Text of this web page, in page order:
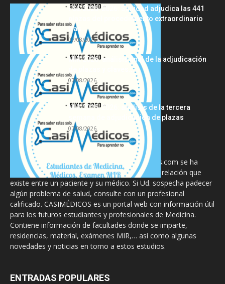
FSE 2025-2026: Sanidad adjudica las 441
plazas del procedimiento extraordinario
tras...
07/08/2026
MIR 2026: análisis final de la adjudicación
de plazas y claves...
07/08/2026
MIR 2025-2026: análisis de la tercera
semana de adjudicación de plazas
07/08/2026
La información proporcionada en CasiMedicos.com se ha
diseñado para complementar, no substituir, la relación que
existe entre un paciente y su médico. Si Ud. sospecha padecer
algún problema de salud, consulte con un profesional
calificado. CASIMÉDICOS es un portal web con información útil
para los futuros estudiantes y profesionales de Medicina.
Contiene información de facultades donde se imparte,
residencias, material, exámenes MIR,… así como algunas
novedades y noticias en torno a estos estudios.
ENTRADAS POPULARES